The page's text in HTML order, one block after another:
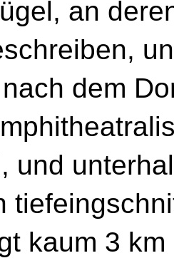
an
dem
und
kaum 3